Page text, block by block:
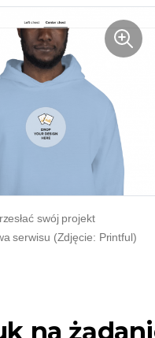
swój projekt
serwisu (Zdjęcie: Printful)
na